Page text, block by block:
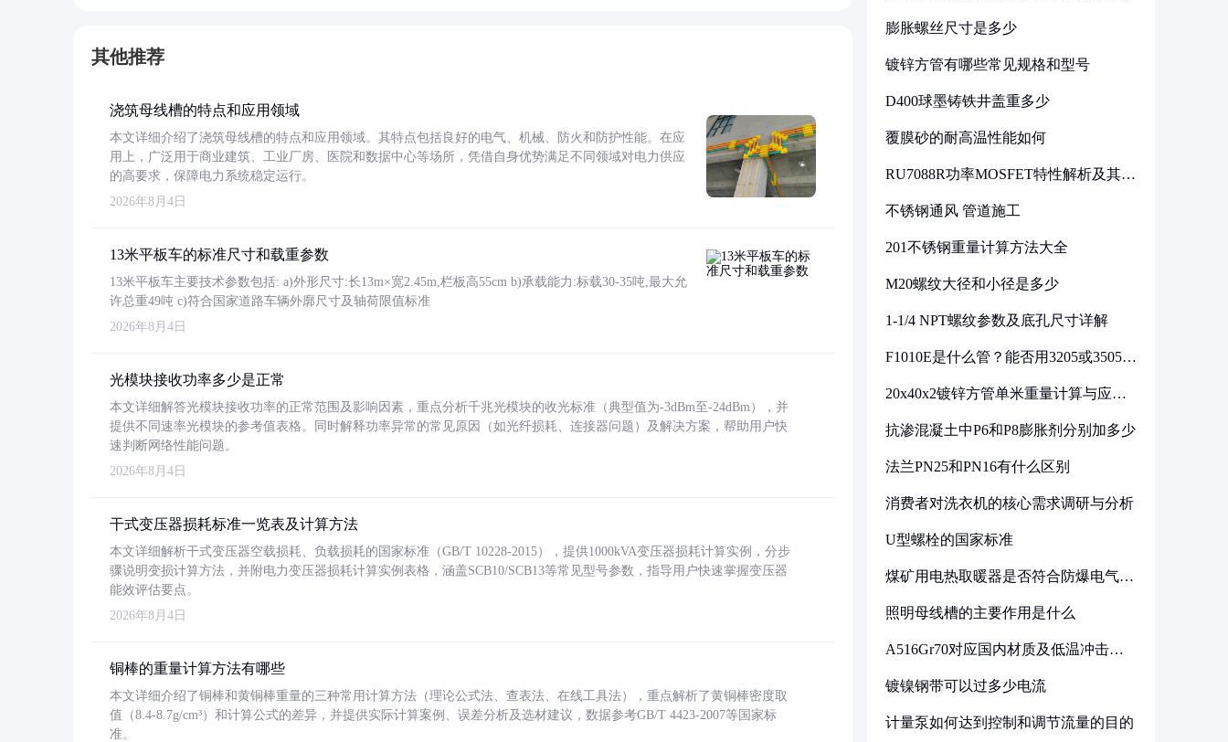
其他推荐
浇筑母线槽的特点和应用领域
本文详细介绍了浇筑母线槽的特点和应用领域。其特点包括良好的电气、机械、防火和防护性能。在应
用上，广泛用于商业建筑、工业厂房、医院和数据中心等场所，凭借自身优势满足不同领域对电力供应
的高要求，保障电力系统稳定运行。
2026年8月4日
13米平板车的标准尺寸和载重参数
13米平板车主要技术参数包括: a)外形尺寸:长13m×宽2.45m,栏板高55cm b)承载能力:标载30-35吨,最大允
许总重49吨 c)符合国家道路车辆外廓尺寸及轴荷限值标准
2026年8月4日
光模块接收功率多少是正常
本文详细解答光模块接收功率的正常范围及影响因素，重点分析千兆光模块的收光标准（典型值为-3dBm至-24dBm），并
提供不同速率光模块的参考值表格。同时解释功率异常的常见原因（如光纤损耗、连接器问题）及解决方案，帮助用户快
速判断网络性能问题。
2026年8月4日
干式变压器损耗标准一览表及计算方法
本文详细解析干式变压器空载损耗、负载损耗的国家标准（GB/T 10228-2015），提供1000kVA变压器损耗计算实例，分步
骤说明变损计算方法，并附电力变压器损耗计算实例表格，涵盖SCB10/SCB13等常见型号参数，指导用户快速掌握变压器
能效评估要点。
2026年8月4日
铜棒的重量计算方法有哪些
本文详细介绍了铜棒和黄铜棒重量的三种常用计算方法（理论公式法、查表法、在线工具法），重点解析了黄铜棒密度取
值（8.4-8.7g/cm³）和计算公式的差异，并提供实际计算案例、误差分析及选材建议，数据参考GB/T 4423-2007等国家标
准。
膨胀螺丝尺寸是多少
镀锌方管有哪些常见规格和型号
D400球墨铸铁井盖重多少
覆膜砂的耐高温性能如何
RU7088R功率MOSFET特性解析及其在
不锈钢通风 管道施工
201不锈钢重量计算方法大全
M20螺纹大径和小径是多少
1-1/4 NPT螺纹参数及底孔尺寸详解
F1010E是什么管？能否用3205或3505代
20x40x2镀锌方管单米重量计算与应用
抗渗混凝土中P6和P8膨胀剂分别加多少
法兰PN25和PN16有什么区别
消费者对洗衣机的核心需求调研与分析
U型螺栓的国家标准
煤矿用电热取暖器是否符合防爆电气设
照明母线槽的主要作用是什么
A516Gr70对应国内材质及低温冲击要
镀镍钢带可以过多少电流
计量泵如何达到控制和调节流量的目的